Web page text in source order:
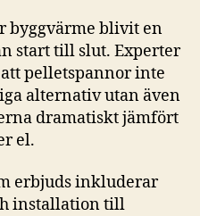
byggvärme blivit en
start till slut. Experter
pelletspannor inte
alternativ utan även
dramatiskt jämfört
el.
erbjuds inkluderar
installation till